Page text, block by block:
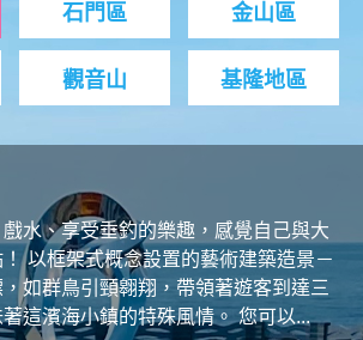
石門區 金山區
觀音山 基隆地區
水、享受垂釣的樂趣，感覺自己與大
以框架式概念設置的藝術建築造景－
如群鳥引頸翱翔，帶領著遊客到達三
這濱海小鎮的特殊風情。 您可以...